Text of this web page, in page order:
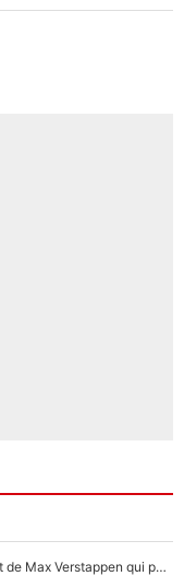
F1 - Une légende de McLaren refuse le transfert de Max Verstappen qui pourrait «faire des vagues» et plomber l'ambiance dans l'équipe